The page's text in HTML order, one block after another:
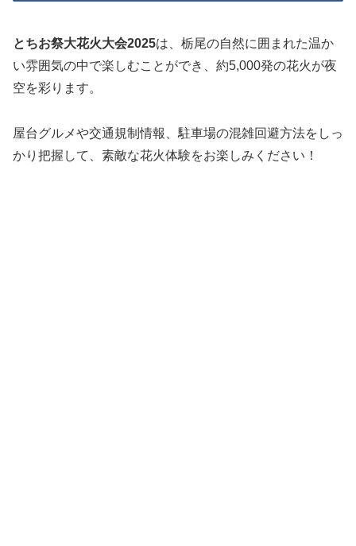
とちお祭大花火大会2025は、栃尾の自然に囲まれた温か
い雰囲気の中で楽しむことができ、約5,000発の花火が夜
空を彩ります。
屋台グルメや交通規制情報、駐車場の混雑回避方法をしっ
かり把握して、素敵な花火体験をお楽しみください！